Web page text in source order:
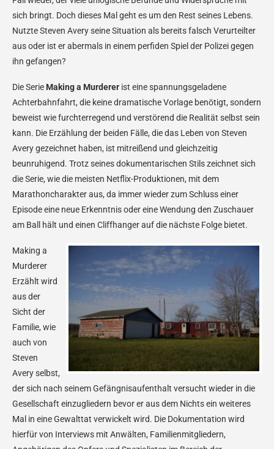
sich bringt. Doch dieses Mal geht es um den Rest seines Lebens.
Nutzte Steven Avery seine Situation als bereits falsch Verurteilter
aus oder ist er abermals in einem perfiden Spiel der Polizei gegen
ihn gefangen?
Die Serie Making a Murderer ist eine spannungsgeladene
Achterbahnfahrt, die keine dramatische Vorlage benötigt, sondern
beweist wie furchterregend und verstörend die Realität selbst sein
kann. Die Erzählung der beiden Fälle, die das Leben von Steven
Avery gezeichnet haben, ist mitreißend und gleichzeitig
beunruhigend. Trotz seines dokumentarischen Stils zeichnet sich
die Serie, wie die meisten Netflix-Produktionen, mit dem
Marathoncharakter aus, da immer wieder zum Schluss einer
Episode eine neue Erkenntnis oder eine Wendung den Zuschauer
am Ball hält und einen Cliffhanger auf die nächste Folge bietet.
Making a
Murderer
Erzählt wird
aus der
Sicht der
Familie, wie
auch von
Steven
Avery selbst,
der sich nach seinem Gefängnisaufenthalt versucht wieder in die
Gesellschaft einzugliedern bevor er aus dem Nichts ein weiteres
Mal in eine Gewalttat verwickelt wird. Die Dokumentation wird
hierfür von Interviews mit Anwälten, Familienmitgliedern,